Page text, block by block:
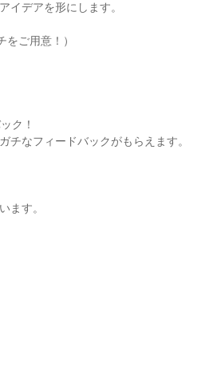
イデアを形にします。
ご用意！）
ク！
チなフィードバックがもらえます。
ます。